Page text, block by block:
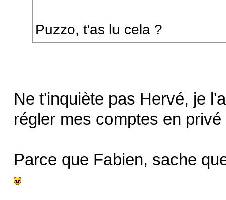
Puzzo, t'as lu cela ?
Ne t'inquiète pas Hervé, je
régler mes comptes en
Parce que Fabien, sache